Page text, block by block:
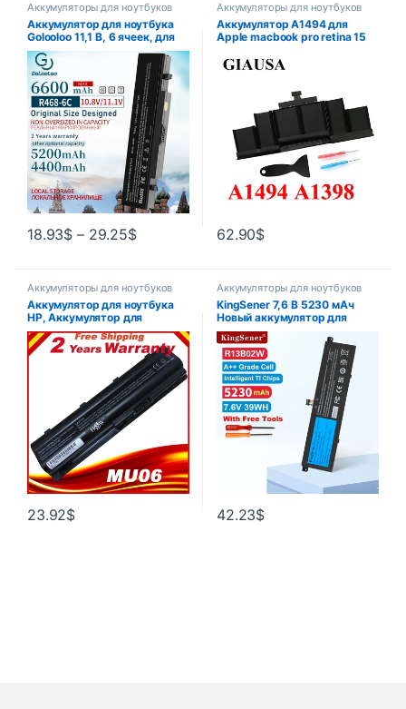
Аккумуляторы для ноутбуков
Аккумулятор для ноутбука
Golooloo 11,1 В, 6 ячеек, для
Samsung AA-PB9NS6B
PL9NC6W NP350V5C
355V5C np300v5a NP550P7C
RV508 R428 R528
18.93$ – 29.25$
Аккумуляторы для ноутбуков
Аккумулятор A1494 для
Apple macbook pro retina 15
года, 2014 год, ME293
62.90$
Аккумуляторы для ноутбуков
Аккумулятор для ноутбука
HP, Аккумулятор для
ноутбука Hp MU06 593553-
001 593554-001 593554-001
HP Pavilion G6 G7 593562-
23.92$
Аккумуляторы для ноутбуков
KingSener 7,6 В 5230 мАч
Новый аккумулятор для
ноутбука R13B01W R13B02W
для планшетных ПК серии
Xiaomi Mi Air 13,3 дюйма
39WH
42.23$